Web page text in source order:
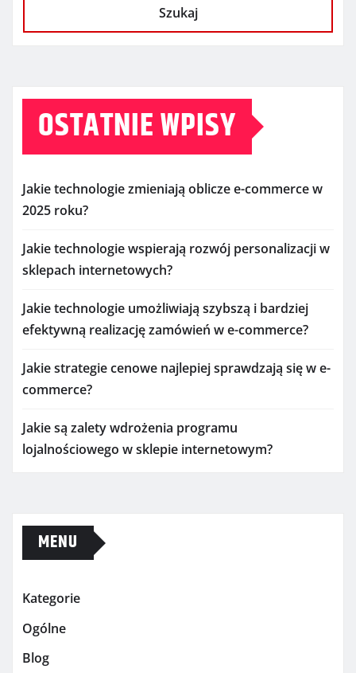
Szukaj
OSTATNIE WPISY
Jakie technologie zmieniają oblicze e-commerce w
2025 roku?
Jakie technologie wspierają rozwój personalizacji w
sklepach internetowych?
Jakie technologie umożliwiają szybszą i bardziej
efektywną realizację zamówień w e-commerce?
Jakie strategie cenowe najlepiej sprawdzają się w e-
commerce?
Jakie są zalety wdrożenia programu
lojalnościowego w sklepie internetowym?
MENU
Kategorie
Ogólne
Blog